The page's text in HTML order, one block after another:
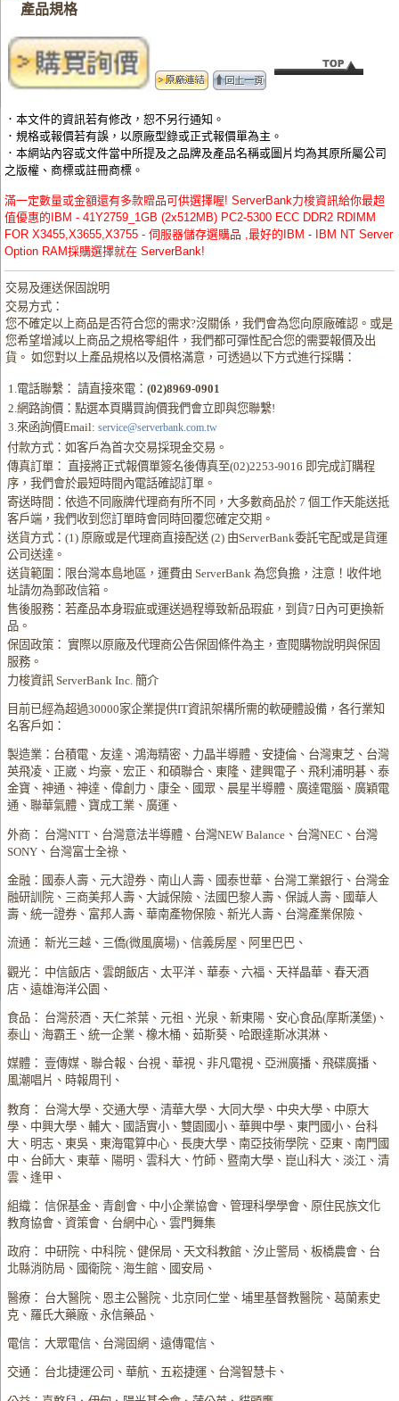
產品規格
．本文件的資訊若有修改，恕不另行通知。
．規格或報價若有誤，以原廠型錄或正式報價單為主。
．本網站內容或文件當中所提及之品牌及產品名稱或圖片均為其原所屬公司
之版權、商標或註冊商標。
滿一定數量或金額還有多款贈品可供選擇喔! ServerBank力梭資訊給你最超
值優惠的IBM - 41Y2759_1GB (2x512MB) PC2-5300 ECC DDR2 RDIMM
FOR X3455,X3655,X3755 - 伺服器儲存選購品 ,最好的IBM - IBM NT Server
Option RAM採購選擇就在 ServerBank!
交易及運送保固說明
交易方式：
您不確定以上商品是否符合您的需求?沒關係，我們會為您向原廠確認。或是
您希望增減以上商品之規格零組件，我們都可彈性配合您的需要報價及出
貨。 如您對以上產品規格以及價格滿意，可透過以下方式進行採購：
1.電話聯繫： 請直接來電：(02)8969-0901
2.網路詢價：點選本頁購買詢價我們會立即與您聯繫!
3.來函詢價Email: service@serverbank.com.tw
付款方式：如客戶為首次交易採現金交易。
傳真訂單： 直接將正式報價單簽名後傳真至(02)2253-9016 即完成訂購程
序，我們會於最短時間內電話確認訂單。
寄送時間：依造不同廠牌代理商有所不同，大多數商品於 7 個工作天能送抵
客戶端，我們收到您訂單時會同時回覆您確定交期。
送貨方式：(1) 原廠或是代理商直接配送 (2) 由ServerBank委託宅配或是貨運
公司送達。
送貨範圍：限台灣本島地區，運費由 ServerBank 為您負擔，注意！收件地
址請勿為郵政信箱。
售後服務：若產品本身瑕疵或運送過程導致新品瑕疵，到貨7日內可更換新
品。
保固政策： 實際以原廠及代理商公告保固條件為主，查閱購物說明與保固
服務。
力梭資訊 ServerBank Inc. 簡介
目前已經為超過30000家企業提供IT資訊架構所需的軟硬體設備，各行業知
名客戶如：
製造業：台積電、友達、鴻海精密、力晶半導體、安捷倫、台灣東芝、台灣
英飛凌、正崴、均豪、宏正、和碩聯合、東隆、建興電子、飛利浦明碁、泰
金寶、神通、神達、偉創力、康全、國眾、晨星半導體、廣達電腦、廣穎電
通、聯華氣體、寶成工業、廣運、
外商： 台灣NTT、台灣意法半導體、台灣NEW Balance、台灣NEC、台灣
SONY、台灣富士全祿、
金融：國泰人壽、元大證券、南山人壽、國泰世華、台灣工業銀行、台灣金
融研訓院、三商美邦人壽、大誠保險、法國巴黎人壽、保誠人壽、國華人
壽、統一證券、富邦人壽、華南產物保險、新光人壽、台灣產業保險、
流通： 新光三越、三僑(微風廣場)、信義房屋、阿里巴巴、
觀光： 中信飯店、雲朗飯店、太平洋、華泰、六福、天祥晶華、春天酒
店、遠雄海洋公園、
食品： 台灣菸酒、天仁茶葉、元祖、光泉、新東陽、安心食品(摩斯漢堡)、
泰山、海霸王、統一企業、橡木桶、茹斯葵、哈跟達斯冰淇淋、
媒體： 壹傳媒、聯合報、台視、華視、非凡電視、亞洲廣播、飛碟廣播、
風潮唱片、時報周刊、
教育： 台灣大學、交通大學、清華大學、大同大學、中央大學、中原大
學、中興大學、輔大、國語實小、雙園國小、華興中學、東門國小、台科
大、明志、東吳、東海電算中心、長庚大學、南亞技術學院、亞東、南門國
中、台師大、東華、陽明、雲科大、竹師、暨南大學、崑山科大、淡江、清
雲、逢甲、
組織： 信保基金、青創會、中小企業協會、管理科學學會、原住民族文化
教育協會、資策會、台網中心、雲門舞集
政府： 中研院、中科院、健保局、天文科教館、汐止警局、板橋農會、台
北縣消防局、國衛院、海生館、國安局、
醫療： 台大醫院、恩主公醫院、北京同仁堂、埔里基督教醫院、葛蘭素史
克、羅氏大藥廠、永信藥品、
電信： 大眾電信、台灣固網、遠傳電信、
交通： 台北捷運公司、華航、五崧捷運、台灣智慧卡、